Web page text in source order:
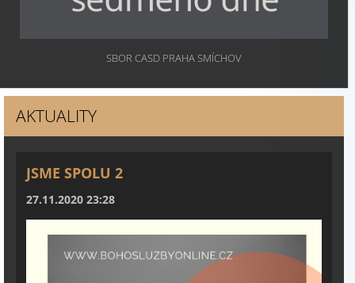
SBOR CASD PRAHA SMÍCHOV
AKTUALITY
JSME SPOLU 2
27.11.2020 23:28